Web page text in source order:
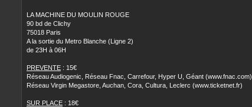
LA MACHINE DU MOULIN ROUGE
90 bd de Clichy
75018 Paris
A la sortie du Metro Blanche (Ligne 2)
de 23H à 06H
PREVENTE : 15€
Réseau Audiogenic, Réseau Fnac, Carrefour, Hyper U, Géant (www.fnac.com)
Réseau Virgin Megastore, Auchan, Cora, Cultura, Leclerc (www.ticketnet.fr)
SUR PLACE : 18€